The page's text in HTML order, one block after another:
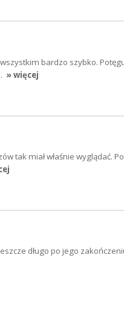
bardzo szybko.
» więcej
tak miał właśnie wyglądać.
długo po jego